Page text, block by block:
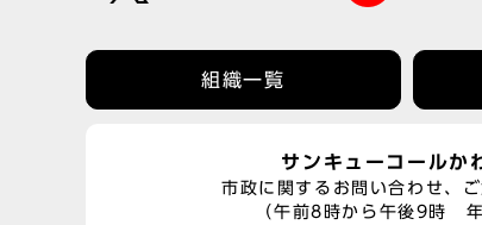
組織一覧
サンキューコールか
市政に関するお問い合わせ、
（午前8時から午後9時 年